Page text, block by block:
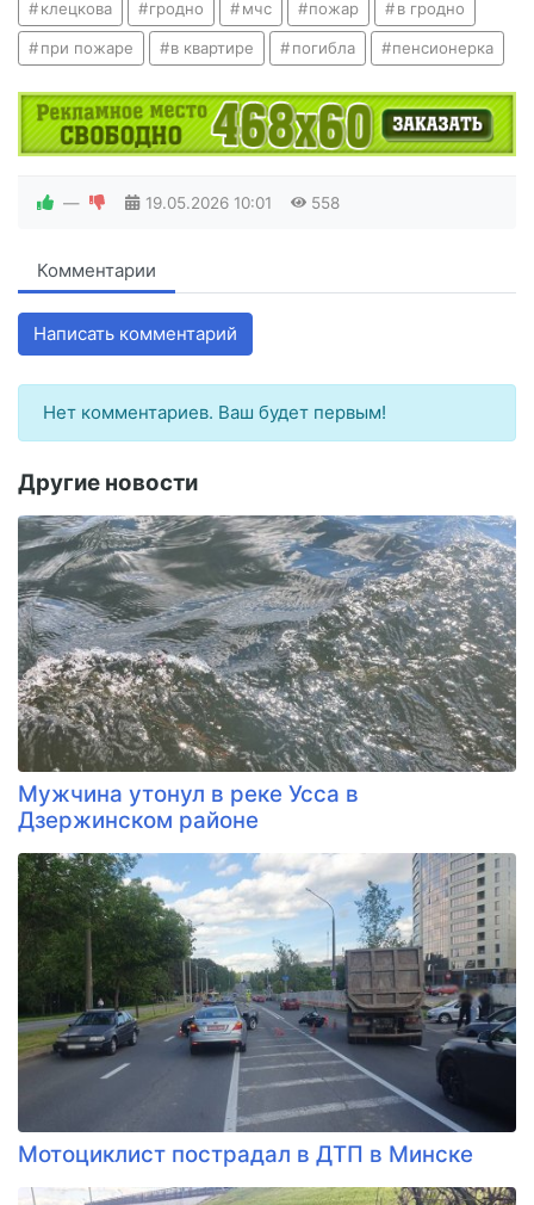
клецкова гродно мчс пожар в гродно
при пожаре в квартире погибла пенсионерка
— 19.05.2026 10:01 558
Комментарии
Написать комментарий
Нет комментариев. Ваш будет первым!
Другие новости
Мужчина утонул в реке Усса в
Дзержинском районе
Мотоциклист пострадал в ДТП в Минске